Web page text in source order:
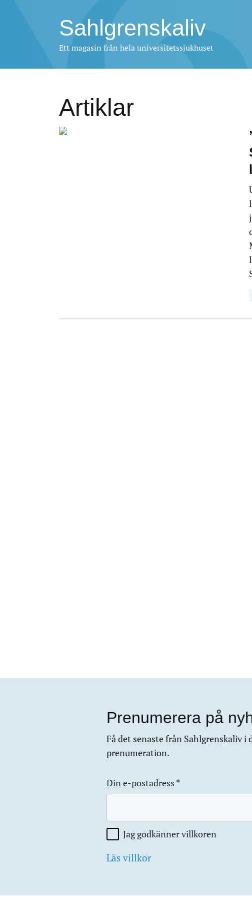
Sahlgrenskaliv
Ett magasin från hela universitetssjukhuset
Artiklar
Prenumerera på
Få det senaste från Sahlgrenskaliv
prenumeration.
Din e-postadress *
Jag godkänner villkoren
Läs villkor